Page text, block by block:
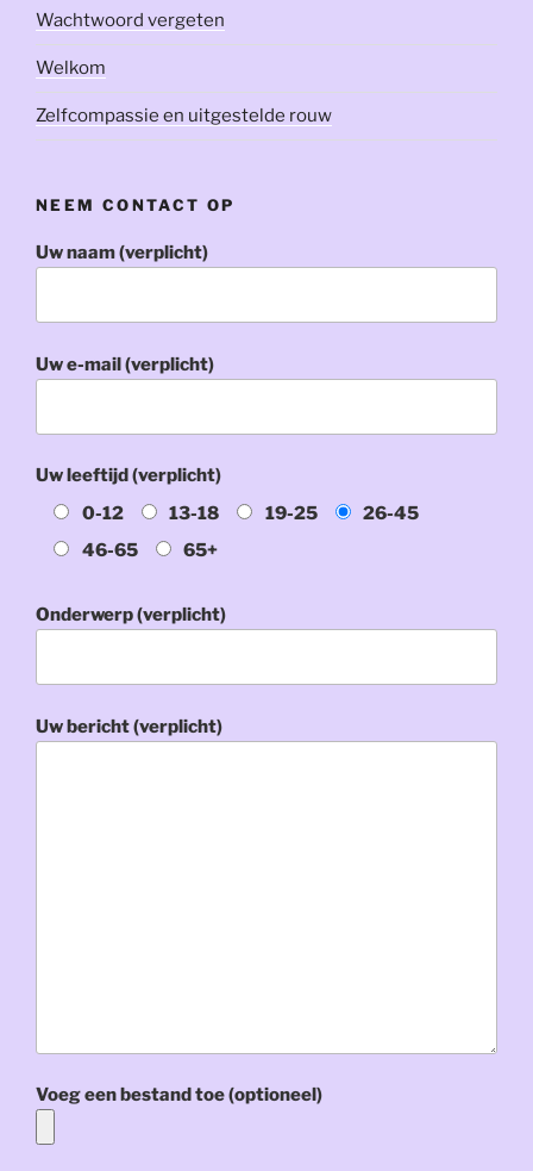
Wachtwoord vergeten
Welkom
Zelfcompassie en uitgestelde rouw
NEEM CONTACT OP
Uw naam (verplicht)
Uw e-mail (verplicht)
Uw leeftijd (verplicht)
0-12
13-18 19-25
26-45
46-65
65+
Onderwerp (verplicht)
Uw bericht (verplicht)
Voeg een bestand toe (optioneel)